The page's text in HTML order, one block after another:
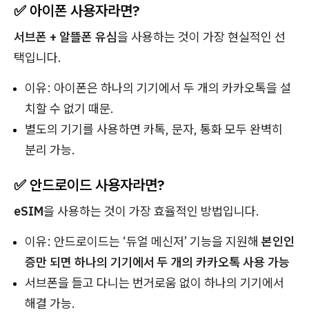
✅ 아이폰 사용자라면?
서브폰 + 알뜰폰 유심을 사용하는 것이 가장 현실적인 선
택입니다.
이유: 아이폰은 하나의 기기에서 두 개의 카카오톡을 설
치할 수 없기 때문.
별도의 기기를 사용하면 카톡, 문자, 통화 모두 완벽히
분리 가능.
✅ 안드로이드 사용자라면?
eSIM을 사용하는 것이 가장 효율적인 방법입니다.
이유: 안드로이드는 ‘듀얼 메신저’ 기능을 지원해본인인
증만 되면 하나의 기기에서 두 개의 카카오톡 사용 가능
서브폰을 들고 다니는 번거로움 없이 하나의 기기에서
해결 가능.